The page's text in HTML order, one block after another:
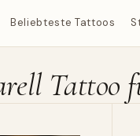
Beliebteste Tattoos
Tattoo